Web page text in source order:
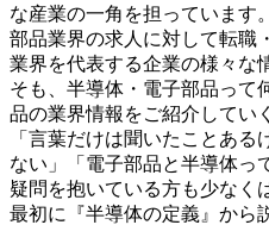
な産業の一角を担っています
部品業界の求人に対して転職
業界を代表する企業の様々な
そも、半導体・電子部品って
品の業界情報をご紹介してい
「言葉だけは聞いたことあ
ない」「電子部品と半導体っ
疑問を抱いている方も少なく
最初に『半導体の定義』から